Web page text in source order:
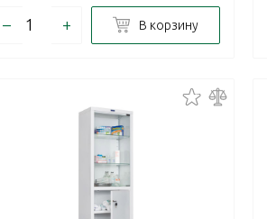
– + В корзину